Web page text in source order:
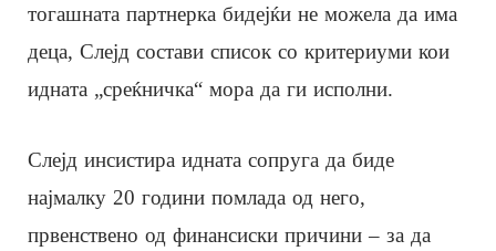
тогашната партнерка бидејќи не можела да има
деца, Слејд состави список со критериуми кои
идната „среќничка“ мора да ги исполни.
Слејд инсистира идната сопруга да биде
најмалку 20 години помлада од него,
првенствено од финансиски причини – за да